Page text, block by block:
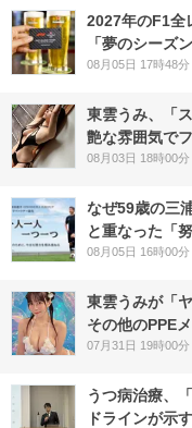
2027年のF1全
「夢のシーズ
08月05日 17時48分
東雲うみ、「
艶な雰囲気で
08月03日 18時00分
なぜ59歳の三
と重なった「
08月05日 16時00分
東雲うみが「
その他のPPE
07月31日 19時00分
うつ病治療、
ドラインが示